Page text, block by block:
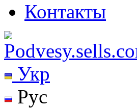
Контакты
Укр
Рус